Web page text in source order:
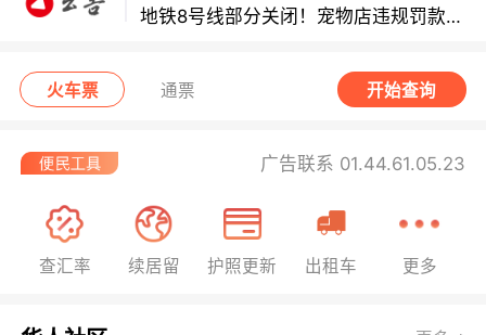
地铁8号线部分关闭！宠物店违规罚款出
巴黎地铁音乐家海选启动！
火车票 通票 开始查询
广告联系 01.44.61.05.23
查汇率 续居留 护照更新 出租车 更多